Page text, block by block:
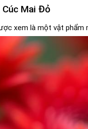
Cúc Mai Đỏ
xem là một vật phẩm